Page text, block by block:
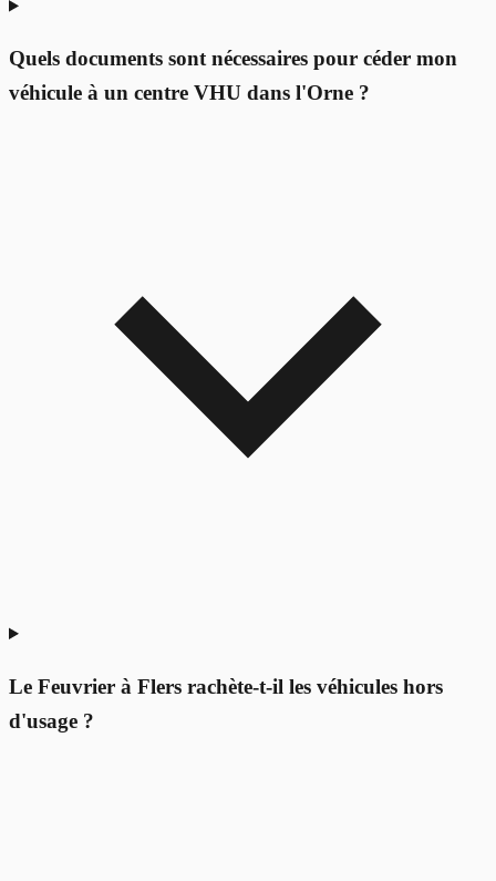
Quels documents sont nécessaires pour céder mon
véhicule à un centre VHU dans l'Orne ?
Le Feuvrier à Flers rachète-t-il les véhicules hors
d'usage ?